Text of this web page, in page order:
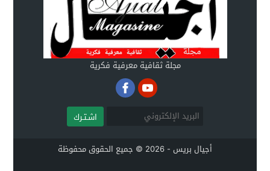
مجلة ثقافية معرفية فكرية
اشـتـرك
أجيال بريس - 2026 © جميع الحقوق محفوظة